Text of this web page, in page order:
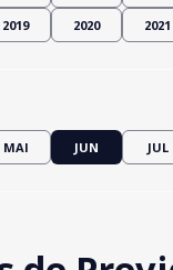
2019 2020 2021
MAI JUN JUL